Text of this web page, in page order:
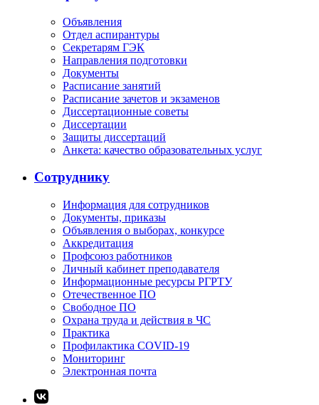
Объявления
Отдел аспирантуры
Секретарям ГЭК
Направления подготовки
Документы
Расписание занятий
Расписание зачетов и экзаменов
Диссертационные советы
Диссертации
Защиты диссертаций
Анкета: качество образовательных услуг
Сотруднику
Информация для сотрудников
Документы, приказы
Объявления о выборах, конкурсе
Аккредитация
Профсоюз работников
Личный кабинет преподавателя
Информационные ресурсы РГРТУ
Отечественное ПО
Свободное ПО
Охрана труда и действия в ЧС
Практика
Профилактика COVID-19
Мониторинг
Электронная почта